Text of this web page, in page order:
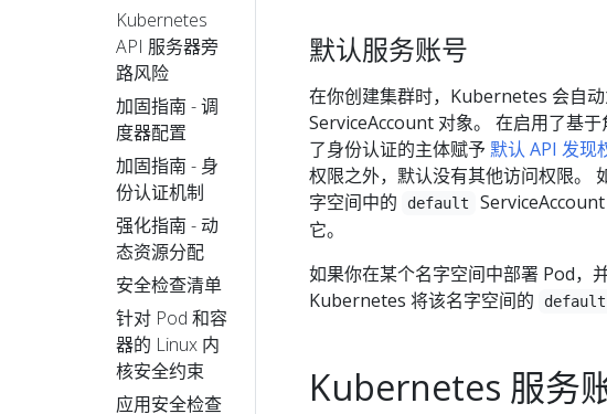
Kubernetes
API 服务器旁
路风险
加固指南 - 调
度器配置
加固指南 - 身
份认证机制
强化指南 - 动
态资源分配
安全检查清单
针对 Pod 和容
器的 Linux 内
核安全约束
应用安全检查
默认服务账号
在你创建集群时，Kubernetes 会自
ServiceAccount 对象。 在启用了基
了身份认证的主体赋予 默认 API 发现
权限之外，默认没有其他访问权限。
字空间中的
default ServiceAccount
它。
如果你在某个名字空间中部署 Pod，
Kubernetes 将该名字空间的
default
Kubernetes 服务